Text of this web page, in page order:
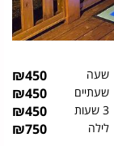
שעה ₪450
שעתיים ₪450
3 שעות ₪450
לילה ₪750